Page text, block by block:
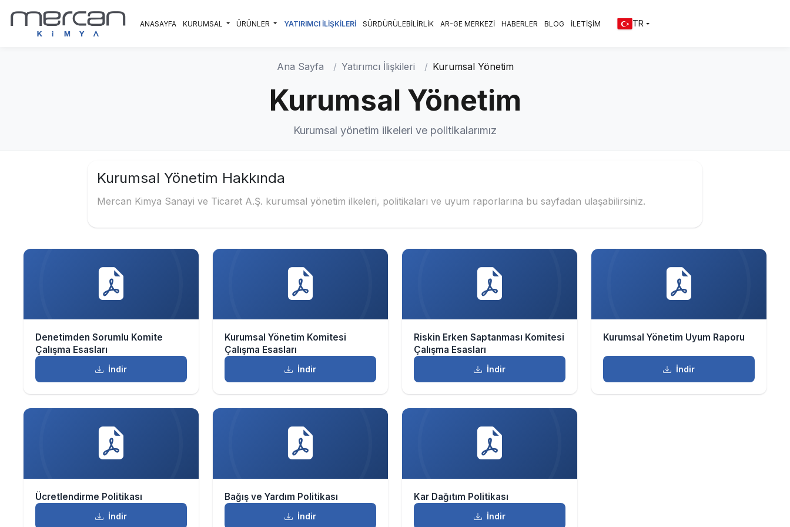
ANASAYFA KURUMSAL ÜRÜNLER YATIRIMCI İLİŞKİLERİ SÜRDÜRÜLEBİLİRLİK AR-GE MERKEZİ HABERLER BLOG İLETİŞİM TR
Ana Sayfa Yatırımcı İlişkileri Kurumsal Yönetim
Kurumsal Yönetim
Kurumsal yönetim ilkeleri ve politikalarımız
Kurumsal Yönetim Hakkında
Mercan Kimya Sanayi ve Ticaret A.Ş. kurumsal yönetim ilkeleri, politikaları ve uyum raporlarına bu sayfadan ulaşabilirsiniz.
Denetimden Sorumlu Komite
Çalışma Esasları
İndir
Kurumsal Yönetim Komitesi
Çalışma Esasları
İndir
Riskin Erken Saptanması Komitesi
Çalışma Esasları
İndir
Kurumsal Yönetim Uyum Raporu
İndir
Ücretlendirme Politikası
İndir
Bağış ve Yardım Politikası
İndir
Kar Dağıtım Politikası
İndir